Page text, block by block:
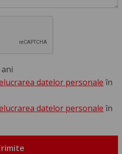
datelor personale în
datelor personale în